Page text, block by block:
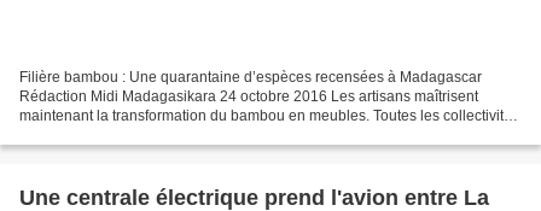
Filière bambou : Une quarantaine d’espèces recensées à Madagascar
Rédaction Midi Madagasikara 24 octobre 2016 Les artisans maîtrisent
maintenant la transformation du bambou en meubles. Toutes les collectivités
Une centrale électrique prend l'avion entre La